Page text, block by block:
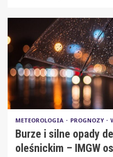
METEOROLOGIA PROGNOZY
Burze i silne opady
oleśnickim – IMGW